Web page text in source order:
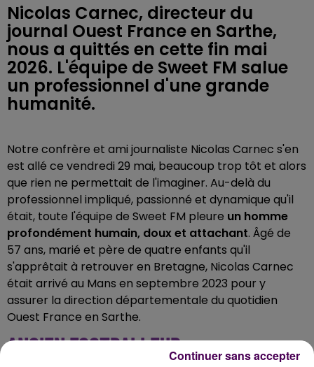
Nicolas Carnec, directeur du
journal Ouest France en Sarthe,
nous a quittés en cette fin mai
2026. L'équipe de Sweet FM salue
un professionnel d'une grande
humanité.
Notre confrère et ami journaliste Nicolas Carnec s'en
est allé ce vendredi 29 mai, beaucoup trop tôt et alors
que rien ne permettait de l'imaginer. Au-delà du
professionnel impliqué, passionné et dynamique qu'il
était, toute l'équipe de Sweet FM pleure un homme
profondément humain, doux et attachant. Âgé de
57 ans, marié et père de quatre enfants qu'il
s'apprêtait à retrouver en Bretagne, Nicolas Carnec
était arrivé au Mans en septembre 2023 pour y
assurer la direction départementale du quotidien
Ouest France en Sarthe.
ANCIEN FOOTBALLEURContinuer sans accepter